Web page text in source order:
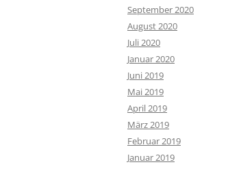
September 2020
August 2020
Juli 2020
Januar 2020
Juni 2019
Mai 2019
April 2019
März 2019
Februar 2019
Januar 2019